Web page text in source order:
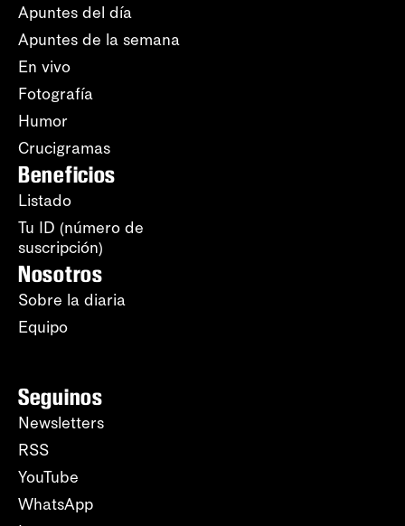
Apuntes del día
Apuntes de la semana
En vivo
Fotografía
Humor
Crucigramas
Beneficios
Listado
Tu ID (número de
suscripción)
Nosotros
Sobre la diaria
Equipo
Seguinos
Newsletters
RSS
YouTube
WhatsApp